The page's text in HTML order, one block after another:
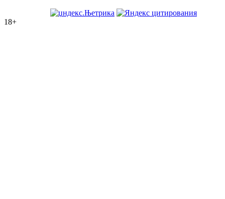
18+